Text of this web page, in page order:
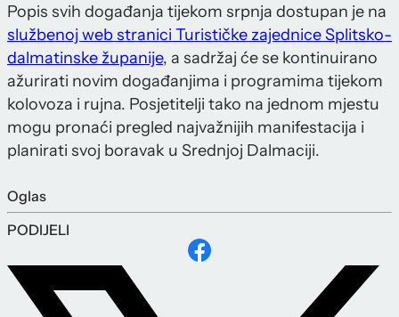
Popis svih događanja tijekom srpnja dostupan je na
službenoj web stranici Turističke zajednice Splitsko-
dalmatinske županije, a sadržaj će se kontinuirano
ažurirati novim događanjima i programima tijekom
kolovoza i rujna. Posjetitelji tako na jednom mjestu
mogu pronaći pregled najvažnijih manifestacija i
planirati svoj boravak u Srednjoj Dalmaciji.
Oglas
PODIJELI